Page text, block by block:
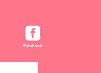
て
たサービスや情報、広告等
Facebook